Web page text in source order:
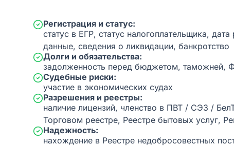
Регистрация и статус:
статус в ЕГР, статус налогоплательщика,
данные, сведения о ликвидации, банкротство
Долги и обязательства:
задолженность перед бюджетом, таможней,
Судебные риски:
участие в экономических судах
Разрешения и реестры:
наличие лицензий, членство в ПВТ / СЭЗ /
Торговом реестре, Реестре бытовых услуг,
Надежность:
нахождение в Реестре недобросовестных